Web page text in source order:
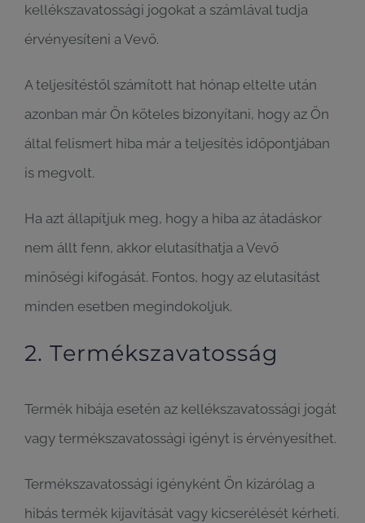
kellékszavatossági jogokat a számlával tudja
érvényesíteni a Vevő.
A teljesítéstől számított hat hónap eltelte után
azonban már Ön köteles bizonyítani, hogy az Ön
által felismert hiba már a teljesítés időpontjában
is megvolt.
Ha azt állapítjuk meg, hogy a hiba az átadáskor
nem állt fenn, akkor elutasíthatja a Vevő
minőségi kifogását. Fontos, hogy az elutasítást
minden esetben megindokoljuk.
2. Termékszavatosság
Termék hibája esetén az kellékszavatossági jogát
vagy termékszavatossági igényt is érvényesíthet.
Termékszavatossági igényként Ön kizárólag a
hibás termék kijavítását vagy kicserélését kérheti.